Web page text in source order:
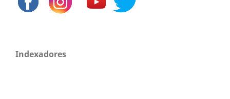
Indexadores